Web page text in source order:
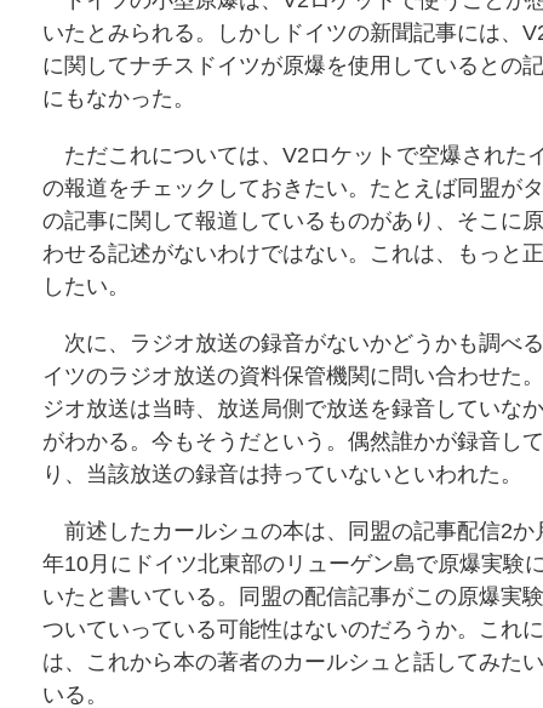
いたとみられる。しかしドイツの新聞記事には、
に関してナチスドイツが原爆を使用しているとの
にもなかった。
ただこれについては、V2ロケットで空爆された
の報道をチェックしておきたい。たとえば同盟が
の記事に関して報道しているものがあり、そこに
わせる記述がないわけではない。これは、もっと
したい。
次に、ラジオ放送の録音がないかどうかも調べ
イツのラジオ放送の資料保管機関に問い合わせた
ジオ放送は当時、放送局側で放送を録音していな
がわかる。今もそうだという。偶然誰かが録音し
り、当該放送の録音は持っていないといわれた。
前述したカールシュの本は、同盟の記事配信2か
年10月にドイツ北東部のリューゲン島で原爆実験
いたと書いている。同盟の配信記事がこの原爆実
ついていっている可能性はないのだろうか。これ
は、これから本の著者のカールシュと話してみた
いる。